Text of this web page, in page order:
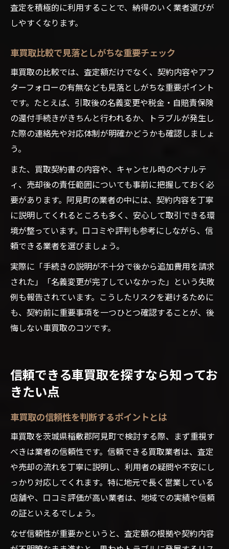
査定を積極的に利用することで、納得のいく業者選びが
しやすくなります。
車買取比較で見落としがちな重要チェック
車買取の比較では、査定額だけでなく、契約内容やアフ
ターフォローの有無なども見落としがちな重要ポイント
です。たとえば、引取後の名義変更や税金・自賠責保険
の還付手続きがきちんと行われるか、トラブルが発生し
た際の連絡先や対応体制が明確かどうかも確認しましょ
う。
また、買取契約書の内容や、キャンセル時のペナルテ
ィ、売却後の責任範囲についても事前に把握しておく必
要があります。阿見町の業者の中には、契約内容を丁寧
に説明してくれるところも多く、安心して取引できる環
境が整っています。口コミや評判も参考にしながら、信
頼できる業者を選びましょう。
実際に「手続きの説明が不十分で後から追加費用を請求
された」「名義変更が完了していなかった」という失敗
例も報告されています。こうしたリスクを避けるために
も、契約前に重要事項を一つひとつ確認することが、後
悔しない車買取のコツです。
信頼できる車買取を探すなら知ってお
きたい点
車買取の信頼性を判断するポイントとは
車買取を茨城県稲敷郡阿見町で検討する際、まず重視す
べきは業者の信頼性です。信頼できる買取業者は、査定
や売却の流れを丁寧に説明し、利用者の疑問や不安にし
っかり対応してくれます。特に地元で長く営業している
店舗や、口コミ評価が高い業者は、地域での実績や信頼
の証といえるでしょう。
なぜ信頼性が重要かというと、査定額の根拠や契約内容